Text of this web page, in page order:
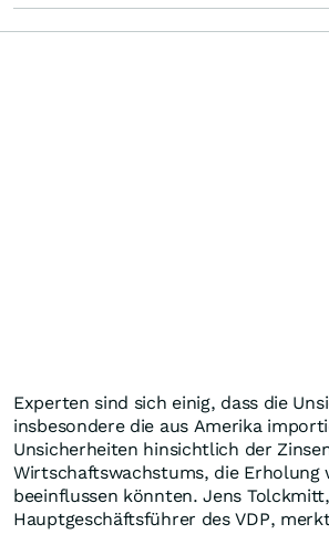
Experten sind sich einig, dass die
insbesondere die aus Amerika
Unsicherheiten hinsichtlich der
Wirtschaftswachstums, die Erholung
beeinflussen könnten. Jens Tolckmitt,
Hauptgeschäftsführer des VDP,